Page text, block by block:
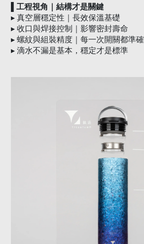
▌工程視角｜結構才是關鍵
▸ 真空層穩定性｜長效保溫基礎
▸ 收口與焊接控制｜影響密封壽命
▸ 螺紋與組裝精度｜每一次開關都準確
▸ 滴水不漏是基本，穩定才是標準